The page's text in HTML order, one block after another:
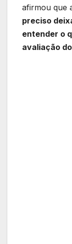
afirmou que
preciso
entender o
avaliação